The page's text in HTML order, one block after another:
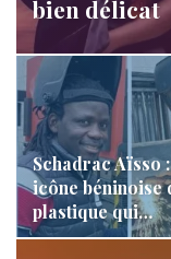
bien délicat
LA REDACTION
Schadrac Aïsso
icône béninoise
plastique qui…